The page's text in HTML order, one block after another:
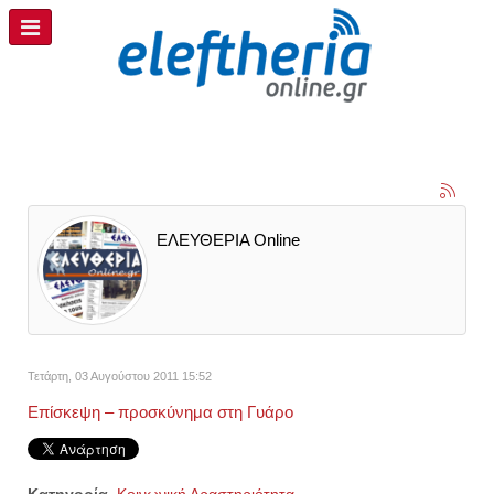
ΕΛΕΥΘΕΡΙΑ Online
Τετάρτη, 03 Αυγούστου 2011 15:52
Επίσκεψη – προσκύνημα στη Γυάρο